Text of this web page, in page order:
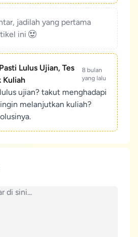
jadilah yang pertama
ini
Lulus Ujian, Tes
Kuliah
8 bulan
yang lalu
ujian? takut menghadapi
melanjutkan kuliah?